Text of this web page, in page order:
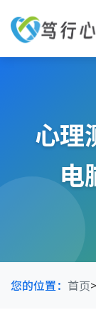
心理
电
您的位置： 首页